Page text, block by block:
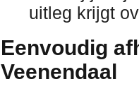
uitleg krijgt
Eenvoudig
Veenendaal